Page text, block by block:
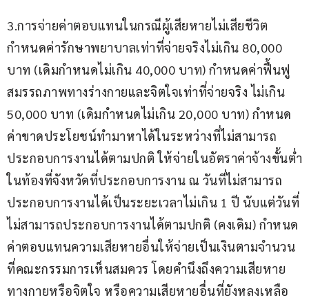
3.การจ่ายค่าตอบแทนในกรณีผู้เสียหายไม่เสียชีวิต
กำหนดค่ารักษาพยาบาลเท่าที่จ่ายจริงไม่เกิน 80,000
บาท (เดิมกำหนดไม่เกิน 40,000 บาท) กำหนดค่าฟื้นฟู
สมรรถภาพทางร่างกายและจิตใจเท่าที่จ่ายจริง ไม่เกิน
50,000 บาท (เดิมกำหนดไม่เกิน 20,000 บาท) กำหนด
ค่าขาดประโยชน์ทำมาหาได้ในระหว่างที่ไม่สามารถ
ประกอบการงานได้ตามปกติ ให้จ่ายในอัตราค่าจ้างขั้นต่ำ
ในท้องที่จังหวัดที่ประกอบการงาน ณ วันที่ไม่สามารถ
ประกอบการงานได้เป็นระยะเวลาไม่เกิน 1 ปี นับแต่วันที่
ไม่สามารถประกอบการงานได้ตามปกติ (คงเดิม) กำหนด
ค่าตอบแทนความเสียหายอื่นให้จ่ายเป็นเงินตามจำนวน
ที่คณะกรรมการเห็นสมควร โดยคำนึงถึงความเสียหาย
ทางกายหรือจิตใจ หรือความเสียหายอื่นที่ยังหลงเหลือ